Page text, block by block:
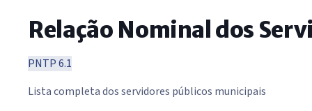
Relação Nominal dos
PNTP 6.1
Lista completa dos servidores públicos municipais